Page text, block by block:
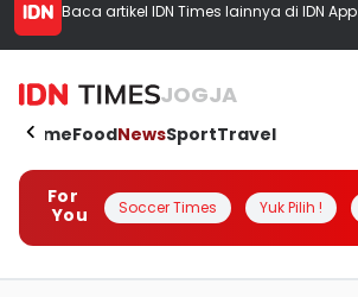
Baca artikel IDN Times lainnya di IDN App
JOGJA
HomeFoodNewsSportTravel
For
You
Soccer Times Yuk Pilih !